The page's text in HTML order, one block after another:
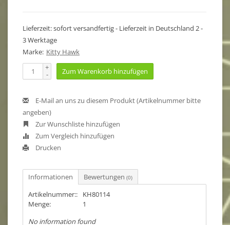
Lieferzeit: sofort versandfertig - Lieferzeit in Deutschland 2 -
3 Werktage
Marke: Kitty Hawk
+
- Zum Warenkorb hinzufügen
E-Mail an uns zu diesem Produkt (Artikelnummer bitte
angeben)
Zur Wunschliste hinzufügen
Zum Vergleich hinzufügen
Drucken
Informationen Bewertungen (0)
Artikelnummer::
KH80114
Menge:
1
No information found